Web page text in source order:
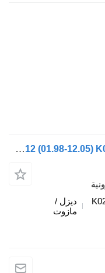
معدل نظام الفرامل الإلكترونية Knorr-Bremse FM12 (01.98-12.05) K021203 لـ الشاحنات Volvo FM7-FM12, FM, FMX (1998-2014)
ديزل /
مازوت